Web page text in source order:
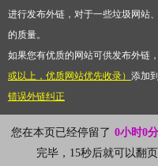
进行发布外链，对于一些垃圾网站
的质量。
如果您有优质的网站可供发布外链
或以上，优质网站优先收录） 添加
错误外链纠正
您在本页已经停留了 0小时0
完毕，15秒后就可以翻